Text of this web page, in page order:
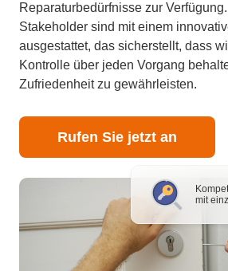
mit
Reparaturbedürfnisse zur
Stakeholder sind mit einem
ausgestattet, das sicherstellt, dass
Kontrolle über jeden Vorgang
Zufriedenheit zu gewährleisten.
Rufen Sie jetzt an